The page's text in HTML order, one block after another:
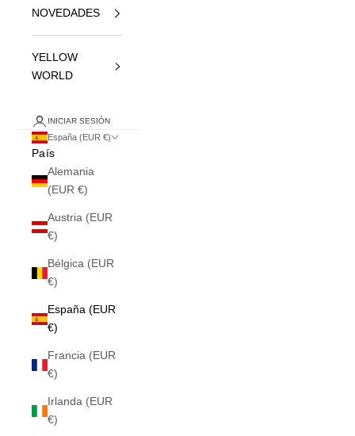
NOVEDADES
YELLOW
WORLD
INICIAR SESIÓN
España (EUR €)
País
Alemania
(EUR €)
Austria (EUR
€)
Bélgica (EUR
€)
España (EUR
€)
Francia (EUR
€)
Irlanda (EUR
€)